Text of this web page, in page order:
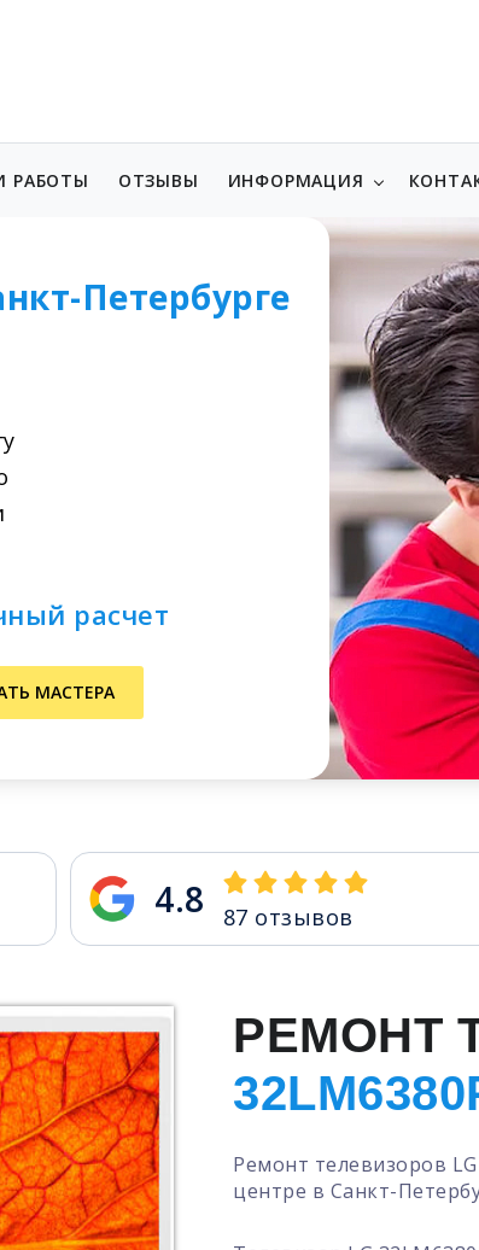
РАБОТЫ ОТЗЫВЫ ИНФОРМАЦИЯ
Петербурге
расчет
МАСТЕРА
4.8 87 отзывов
РЕМОНТ
Ремонт телевизоров
центре в Санкт-